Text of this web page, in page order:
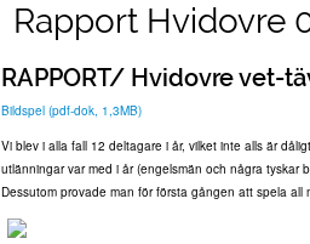
Rapport Hvidovre
RAPPORT/ Hvidovre vet-
Bildspel (pdf-dok, 1,3MB)
Vi blev i alla fall 12 deltagare i år, vilket inte alls är
utlänningar var med i år (engelsmän och några tyskar
Dessutom provade man för första gången att spela